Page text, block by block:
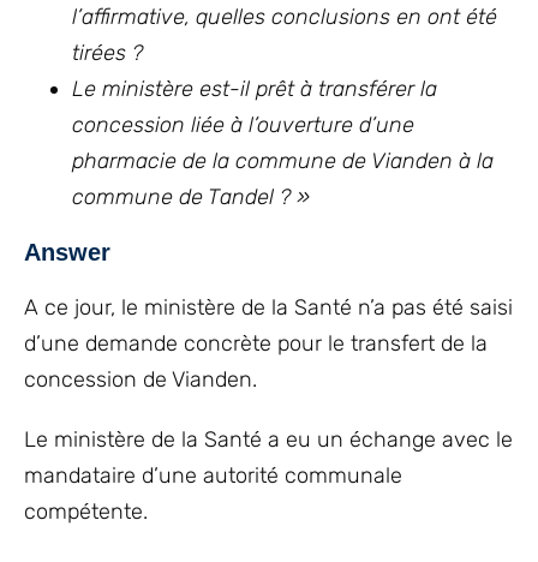
l’affirmative, quelles conclusions en ont été
tirées ?
Le ministère est-il prêt à transférer la
concession liée à l’ouverture d’une
pharmacie de la commune de Vianden à la
commune de Tandel ? »
Answer
A ce jour, le ministère de la Santé n’a pas été saisi
d’une demande concrète pour le transfert de la
concession de Vianden.
Le ministère de la Santé a eu un échange avec le
mandataire d’une autorité communale
compétente.